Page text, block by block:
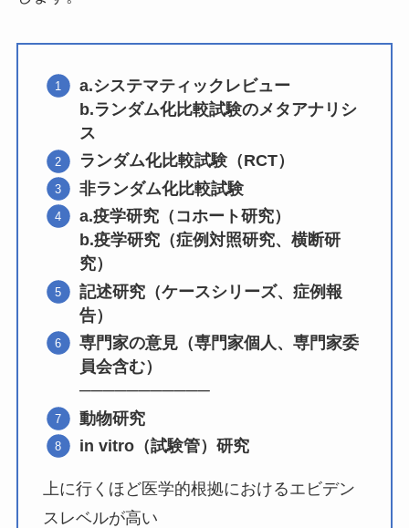
a.システマティックレビュー
b.ランダム化比較試験のメタアナリシ
ス
ランダム化比較試験（RCT）
非ランダム化比較試験
a.疫学研究（コホート研究）
b.疫学研究（症例対照研究、横断研
究）
記述研究（ケースシリーズ、症例報
告）
専門家の意見（専門家個人、専門家委
員会含む）
───────────
動物研究
in vitro（試験管）研究
上に行くほど医学的根拠におけるエビデン
スレベルが高い